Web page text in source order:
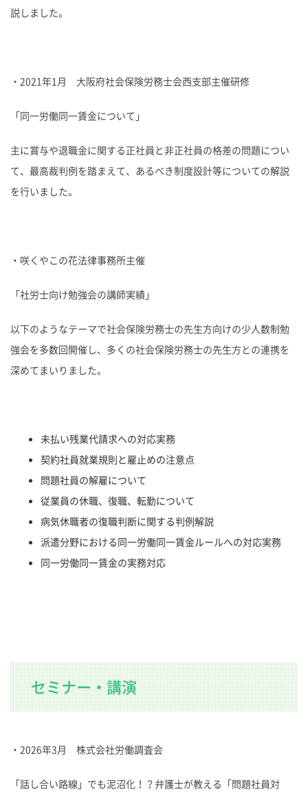
説しました。
・2021年1月 大阪府社会保険労務士会西支部主催研修
「同一労働同一賃金について」
主に賞与や退職金に関する正社員と非正社員の格差の問題につい
て、最高裁判例を踏まえて、あるべき制度設計等についての解説
を行いました。
・咲くやこの花法律事務所主催
「社労士向け勉強会の講師実績」
以下のようなテーマで社会保険労務士の先生方向けの少人数制勉
強会を多数回開催し、多くの社会保険労務士の先生方との連携を
深めてまいりました。
未払い残業代請求への対応実務
契約社員就業規則と雇止めの注意点
問題社員の解雇について
従業員の休職、復職、転勤について
病気休職者の復職判断に関する判例解説
派遣分野における同一労働同一賃金ルールへの対応実務
同一労働同一賃金の実務対応
セミナー・講演
・2026年3月 株式会社労働調査会
「話し合い路線」でも泥沼化！？弁護士が教える「問題社員対